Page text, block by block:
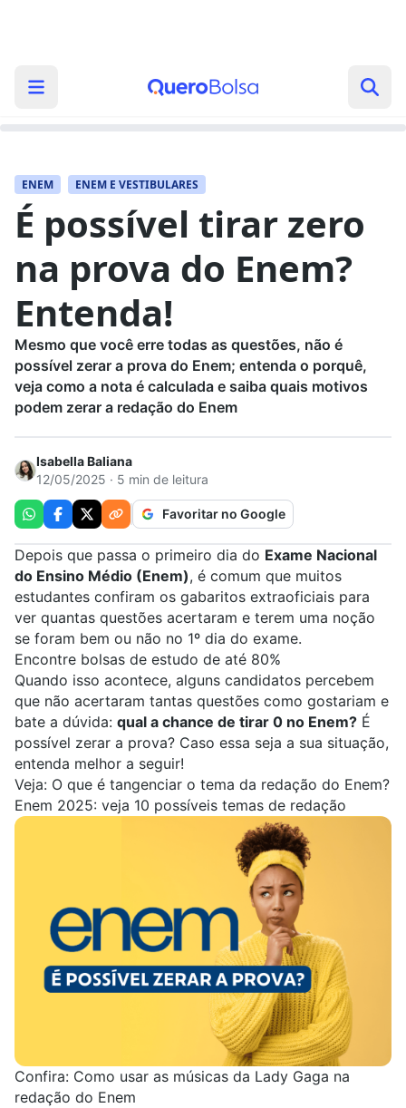
ENEM ENEM E VESTIBULARES
É possível tirar zero
na prova do Enem?
Entenda!
Mesmo que você erre todas as questões, não é
possível zerar a prova do Enem; entenda o porquê,
veja como a nota é calculada e saiba quais motivos
podem zerar a redação do Enem
Isabella Baliana
12/05/2025 · 5 min de leitura
Favoritar no Google
Depois que passa o primeiro dia do Exame Nacional
do Ensino Médio (Enem), é comum que muitos
estudantes confiram os gabaritos extraoficiais para
ver quantas questões acertaram e terem uma noção
se foram bem ou não no 1º dia do exame.
Encontre bolsas de estudo de até 80%
Quando isso acontece, alguns candidatos percebem
que não acertaram tantas questões como gostariam e
bate a dúvida: qual a chance de tirar 0 no Enem? É
possível zerar a prova? Caso essa seja a sua situação,
entenda melhor a seguir!
Veja: O que é tangenciar o tema da redação do Enem?
Enem 2025: veja 10 possíveis temas de redação
Confira: Como usar as músicas da Lady Gaga na
redação do Enem